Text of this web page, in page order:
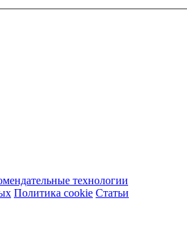
технологии
Политика cookie Статьи